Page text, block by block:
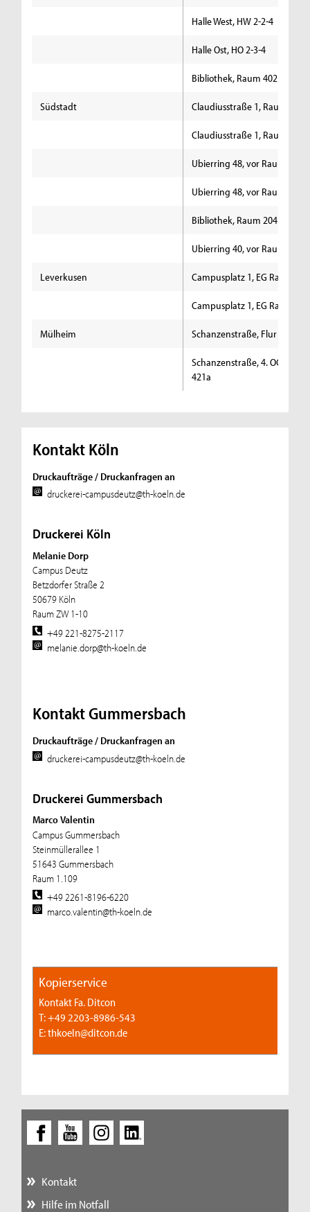
Halle West, HW 2-2-4
Halle Ost, HO 2-3-4
Bibliothek, Raum 4021
Südstadt Claudiusstraße 1, Raum 2
Claudiusstraße 1, Raum 262
Ubierring 48, vor Raum 201
Ubierring 48, vor Raum 401
Bibliothek, Raum 204
Ubierring 40, vor Raum 31
Leverkusen Campusplatz 1, EG Raum 101
Campusplatz 1, EG Raum 207
Mülheim Schanzenstraße, Flur 2. OG
Schanzenstraße, 4. OG Raum
421a
Kontakt Köln
Druckaufträge / Druckanfragen an
druckerei-campusdeutz@th-koeln.de
Druckerei Köln
Melanie Dorp
Campus Deutz
Betzdorfer Straße 2
50679 Köln
Raum ZW 1-10
+49 221-8275-2117
melanie.dorp@th-koeln.de
Kontakt Gummersbach
Druckaufträge / Druckanfragen an
druckerei-campusdeutz@th-koeln.de
Druckerei Gummersbach
Marco Valentin
Campus Gummersbach
Steinmüllerallee 1
51643 Gummersbach
Raum 1.109
+49 2261-8196-6220
marco.valentin@th-koeln.de
Kopierservice
Kontakt Fa. Ditcon
T: +49 2203-8986-543
E: thkoeln@ditcon.de
Kontakt
Hilfe im Notfall